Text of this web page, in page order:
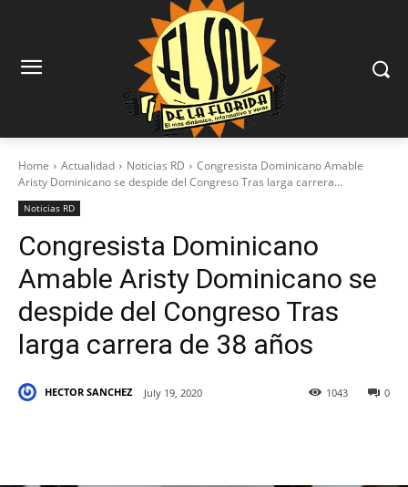
Home Actualidad Noticias RD
Congresista Dominicano Amable
Aristy Dominicano se despide del Congreso Tras larga carrera...
Noticias RD
Congresista Dominicano
Amable Aristy Dominicano se
despide del Congreso Tras
larga carrera de 38 años
HECTOR SANCHEZ July 19, 2020 0
1043